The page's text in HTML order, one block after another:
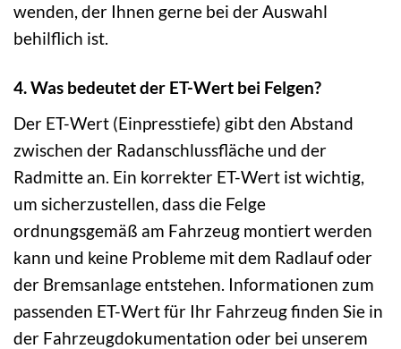
wenden, der Ihnen gerne bei der Auswahl
behilflich ist.
4. Was bedeutet der ET-Wert bei Felgen?
Der ET-Wert (Einpresstiefe) gibt den Abstand
zwischen der Radanschlussfläche und der
Radmitte an. Ein korrekter ET-Wert ist wichtig,
um sicherzustellen, dass die Felge
ordnungsgemäß am Fahrzeug montiert werden
kann und keine Probleme mit dem Radlauf oder
der Bremsanlage entstehen. Informationen zum
passenden ET-Wert für Ihr Fahrzeug finden Sie in
der Fahrzeugdokumentation oder bei unserem